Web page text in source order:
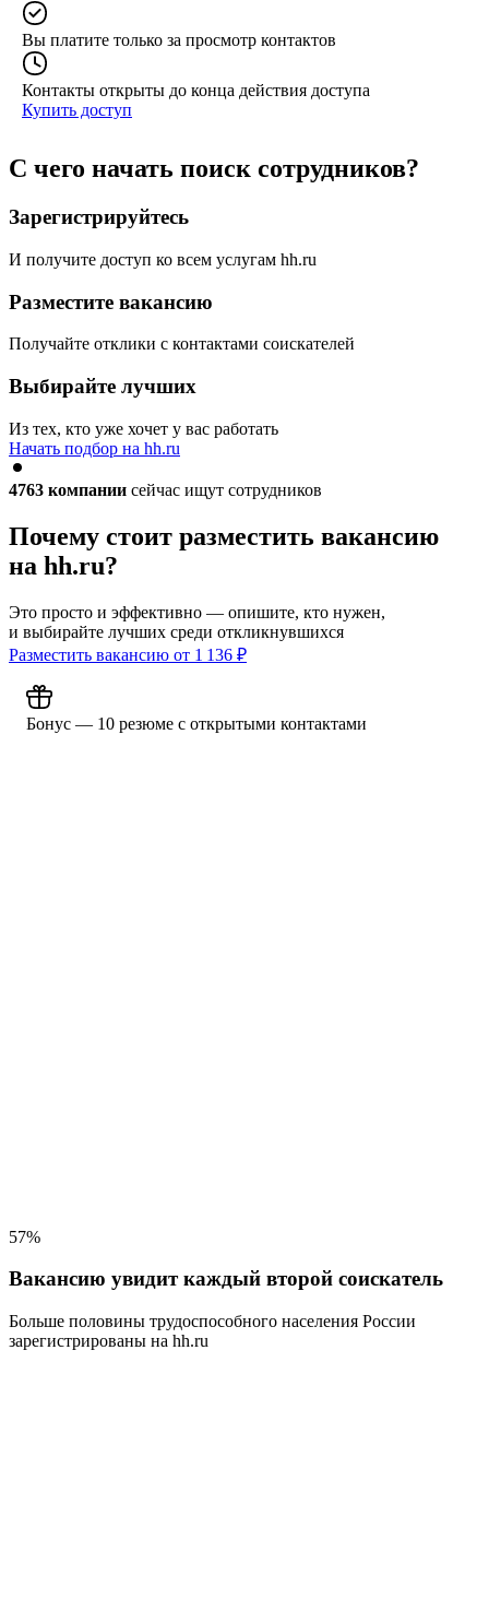
Вы платите только за просмотр контактов
Контакты открыты до конца действия доступа
Купить доступ
С чего начать поиск сотрудников?
Зарегистрируйтесь
И получите доступ ко всем услугам hh.ru
Разместите вакансию
Получайте отклики с контактами соискателей
Выбирайте лучших
Из тех, кто уже хочет у вас работать
Начать подбор на hh.ru
4763 компании сейчас ищут сотрудников
Почему стоит разместить вакансию
на hh.ru?
Это просто и эффективно — опишите, кто нужен,
и выбирайте лучших среди откликнувшихся
Разместить вакансию от 1 136 ₽
Бонус — 10 резюме с открытыми контактами
57%
Вакансию увидит каждый второй соискатель
Больше половины трудоспособного населения России
зарегистрированы на hh.ru